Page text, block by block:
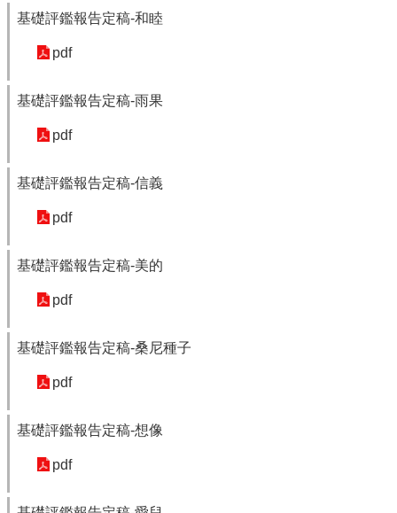
服
學
育
服
大
資
源
基礎評鑑報告定稿-和睦
pdf
基礎評鑑報告定稿-雨果
pdf
基礎評鑑報告定稿-信義
pdf
基礎評鑑報告定稿-美的
pdf
基礎評鑑報告定稿-桑尼種子
pdf
基礎評鑑報告定稿-想像
pdf